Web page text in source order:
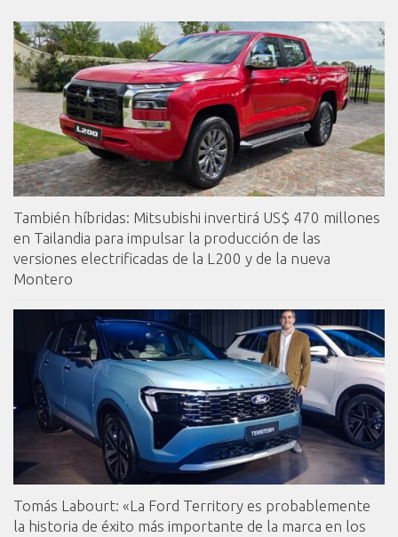
También híbridas: Mitsubishi invertirá US$ 470 millones
en Tailandia para impulsar la producción de las
versiones electrificadas de la L200 y de la nueva
Montero
Tomás Labourt: «La Ford Territory es probablemente
la historia de éxito más importante de la marca en los